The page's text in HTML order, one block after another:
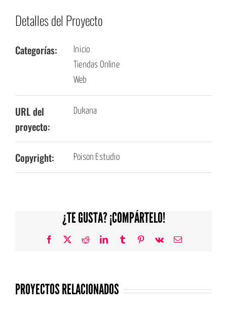
Detalles del Proyecto
Categorías:
Inicio
Tiendas Online
Web
URL del
proyecto:
Dukana
Copyright: Poison Estudio
¿TE GUSTA? ¡COMPÁRTELO!
Facebook RedditLinkedInTumblrPinterest
Vk
Correo
PROYECTOS RELACIONADOS